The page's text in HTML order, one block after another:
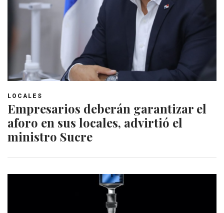
LOCALES
Empresarios deberán garantizar el
aforo en sus locales, advirtió el
ministro Sucre